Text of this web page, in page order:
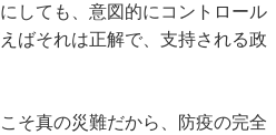
しても、意図的にコントロール
ばそれは正解で、支持される政
そ真の災難だから、防疫の完全